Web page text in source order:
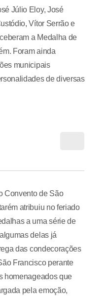
Júlio Eloy, José
Vítor Serrão e
a Medalha de
Foram ainda
municipais
de diversas
Convento de São
atribuiu no feriado
a uma série de
delas já
das condecorações
Francisco perante
homenageados que
pela emoção,